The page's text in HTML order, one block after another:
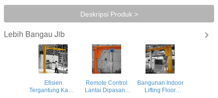
Deskripsi Produk >
Lebih Bangau Jib
Efisien
Tergantung Kawat
Remote Control
Lantai Dipasang
Bangunan Indoor
Lifting Floor